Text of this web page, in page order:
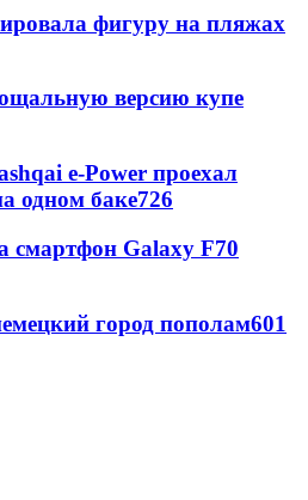
фигуру на пляжах
версию купе
e-Power проехал
одном баке726
смартфон Galaxy F70
город пополам601